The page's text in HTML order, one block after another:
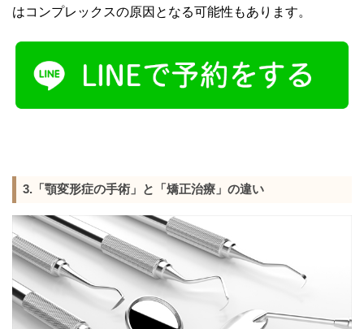
はコンプレックスの原因となる可能性もあります。
3.「顎変形症の手術」と「矯正治療」の違い